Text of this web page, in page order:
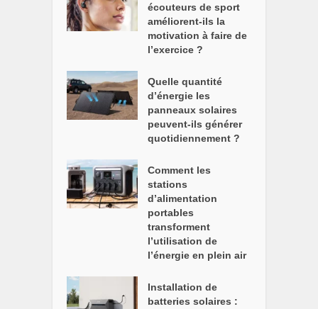
écouteurs de sport
améliorent-ils la
motivation à faire de
l’exercice ?
Quelle quantité
d’énergie les
panneaux solaires
peuvent-ils générer
quotidiennement ?
Comment les
stations
d’alimentation
portables
transforment
l’utilisation de
l’énergie en plein air
Installation de
batteries solaires :